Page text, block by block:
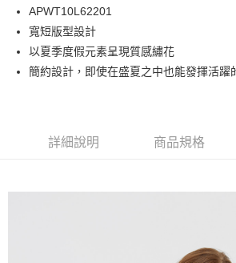
悠遊付
Google Pay
貨到付款
APWT10L62201
寬短版型設計
以夏季度假元素呈現質感繡花
簡約設計，即使在盛夏之中也能發揮活躍
詳細說明 商品規格